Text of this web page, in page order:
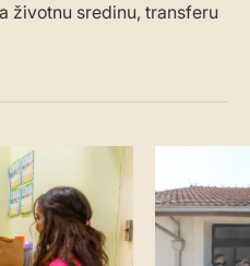
životnu sredinu, transferu